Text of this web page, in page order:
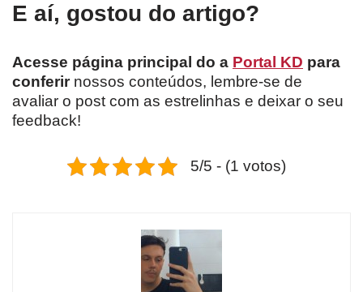
E aí, gostou do artigo?
Acesse página principal do a Portal KD para
conferirnossos conteúdos, lembre-se de
avaliar o post com as estrelinhas e deixar o seu
feedback!
5/5 - (1 votos)